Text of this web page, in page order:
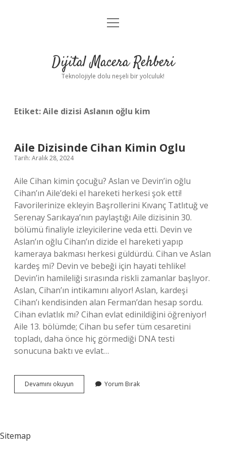
Anasayfa
Yasal Uyarı
menüyü
Dijital Macera Rehberi
Teknolojiyle dolu neşeli bir yolculuk!
Etiket:Aile dizisi Aslanın oğlu kim
Aile Dizisinde Cihan Kimin Oglu
Tarih: Aralık 28, 2024
Aile Cihan kimin çocuğu? Aslan ve Devin’in oğlu
Cihan’ın Aile’deki el hareketi herkesi şok etti!
Favorilerinize ekleyin Başrollerini Kıvanç Tatlıtuğ ve
Serenay Sarıkaya’nın paylaştığı Aile dizisinin 30.
bölümü finaliyle izleyicilerine veda etti. Devin ve
Aslan’ın oğlu Cihan’ın dizide el hareketi yapıp
kameraya bakması herkesi güldürdü. Cihan ve Aslan
kardeş mi? Devin ve bebeği için hayati tehlike!
Devin’in hamileliği sırasında riskli zamanlar başlıyor.
Aslan, Cihan’ın intikamını alıyor! Aslan, kardeşi
Cihan’ı kendisinden alan Ferman’dan hesap sordu.
Cihan evlatlık mı? Cihan evlat edinildiğini öğreniyor!
Aile 13. bölümde; Cihan bu sefer tüm cesaretini
topladı, daha önce hiç görmediği DNA testi
sonucuna baktı ve evlat…
Devamını okuyun
Dizisinde
Yorum Bırak
Sitemap